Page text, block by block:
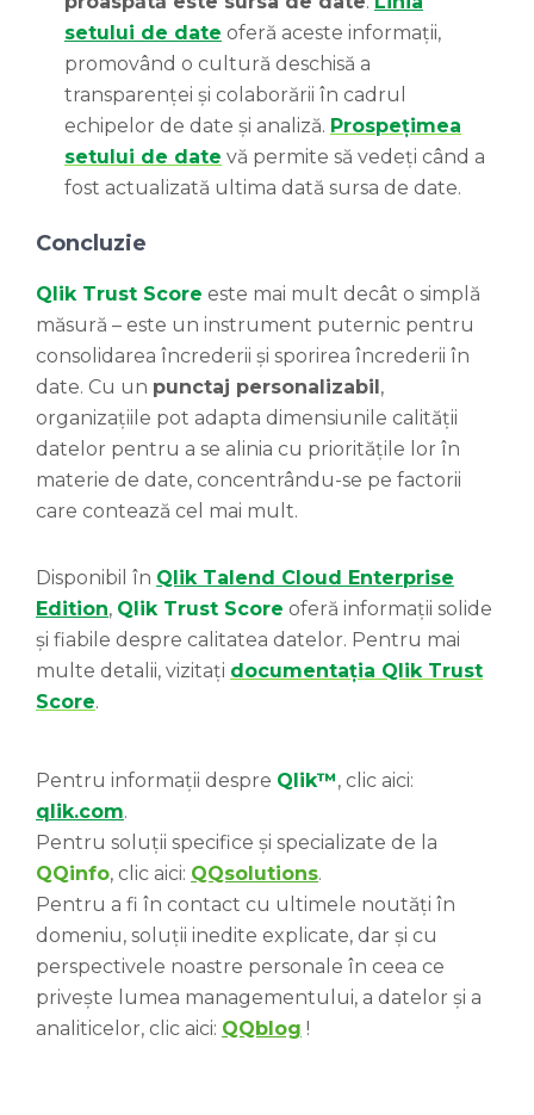
setului de date oferă aceste informații,
promovând o cultură deschisă a
transparenței și colaborării în cadrul
echipelor de date și analiză. Prospețimea
setului de date vă permite să vedeți când a
fost actualizată ultima dată sursa de date.
Concluzie
Qlik Trust Score este mai mult decât o simplă
măsură – este un instrument puternic pentru
consolidarea încrederii și sporirea încrederii în
date. Cu un punctaj personalizabil,
organizațiile pot adapta dimensiunile calității
datelor pentru a se alinia cu prioritățile lor în
materie de date, concentrându-se pe factorii
care contează cel mai mult.
Disponibil în Qlik Talend Cloud Enterprise
Edition, Qlik Trust Score oferă informații solide
și fiabile despre calitatea datelor. Pentru mai
multe detalii, vizitați documentația Qlik Trust
Score.
Pentru informații despre Qlik™, clic aici:
qlik.com.
Pentru soluții specifice și specializate de la
QQinfo, clic aici: QQsolutions.
Pentru a fi în contact cu ultimele noutăți în
domeniu, soluții inedite explicate, dar și cu
perspectivele noastre personale în ceea ce
privește lumea managementului, a datelor și a
analiticelor, clic aici: QQblog !